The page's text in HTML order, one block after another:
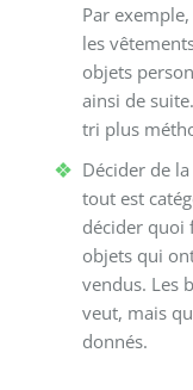
Par
les
objets
ainsi de
tri plus
Décider de
tout est
décider quoi
objets qui
vendus. Les
veut, mais
donnés.